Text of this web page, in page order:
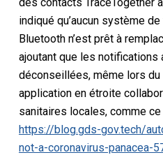
indiqué qu’aucun système
Bluetooth n’est prêt à
ajoutant que les
déconseillées, même lors du
application en étroite
sanitaires locales, comme
https://blog.gds-gov.tech/
not-a-coronavirus-panacea-